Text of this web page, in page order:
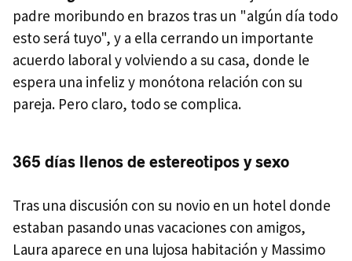
padre moribundo en brazos tras un "algún día todo
esto será tuyo", y a ella cerrando un importante
acuerdo laboral y volviendo a su casa, donde le
espera una infeliz y monótona relación con su
pareja. Pero claro, todo se complica.
365 días llenos de estereotipos y sexo
Tras una discusión con su novio en un hotel donde
estaban pasando unas vacaciones con amigos,
Laura aparece en una lujosa habitación y Massimo